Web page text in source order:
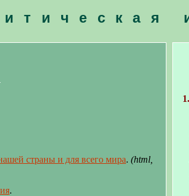
страны и для всего мира. (html,
.